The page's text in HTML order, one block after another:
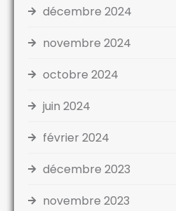
décembre 2024
novembre 2024
octobre 2024
juin 2024
février 2024
décembre 2023
novembre 2023